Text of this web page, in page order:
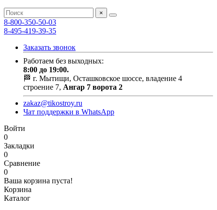
×
8-800-350-50-03
8-495-419-39-35
Заказать звонок
Работаем без выходных:
8:00 до 19:00.
🏁 г. Мытищи, Осташковское шоссе, владение 4
строение 7, Ангар 7 ворота 2
zakaz@tikostroy.ru
Чат поддержки в WhatsApp
Войти
0
Закладки
0
Сравнение
0
Ваша корзина пуста!
Корзина
Каталог